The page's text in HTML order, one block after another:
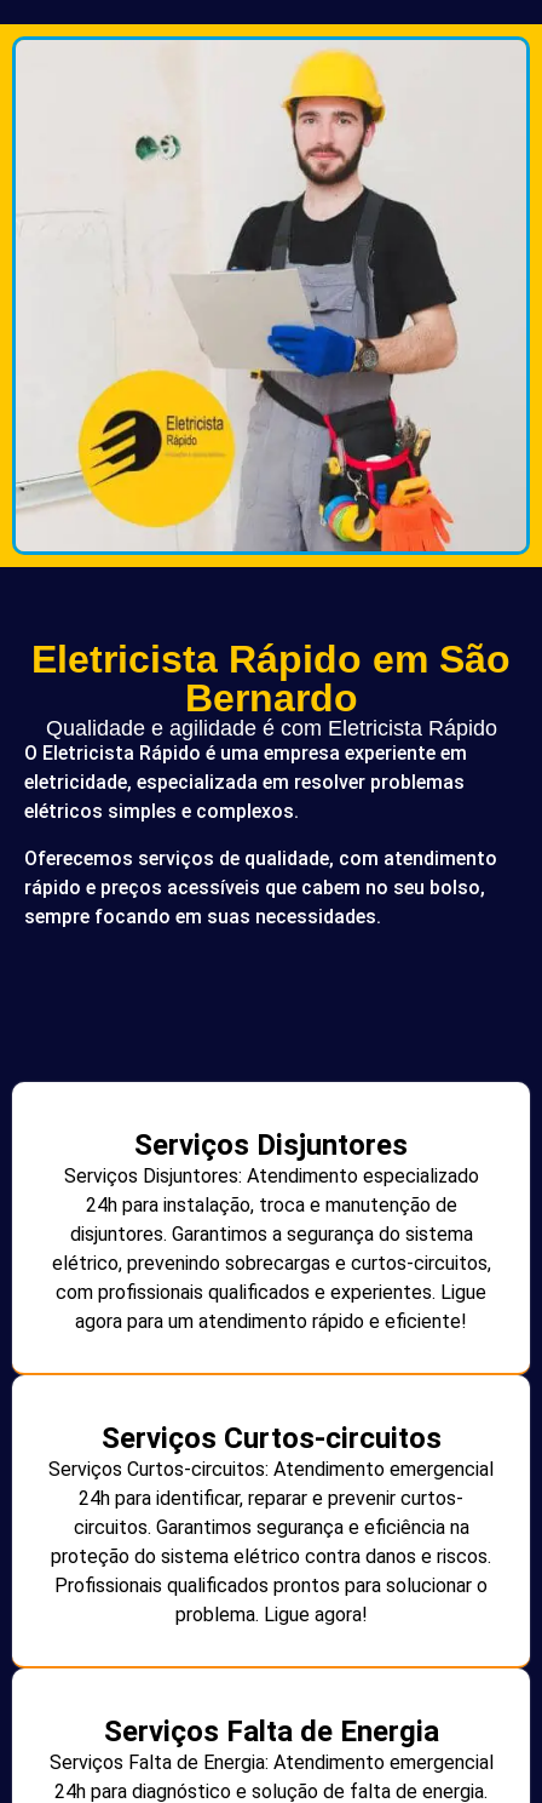
Eletricista Rápido em São
Bernardo
Qualidade e agilidade é com Eletricista Rápido
O Eletricista Rápido é uma empresa experiente em
eletricidade, especializada em resolver problemas
elétricos simples e complexos.
Oferecemos serviços de qualidade, com atendimento
rápido e preços acessíveis que cabem no seu bolso,
sempre focando em suas necessidades.
Serviços Disjuntores
Serviços Disjuntores: Atendimento especializado
24h para instalação, troca e manutenção de
disjuntores. Garantimos a segurança do sistema
elétrico, prevenindo sobrecargas e curtos-circuitos,
com profissionais qualificados e experientes. Ligue
agora para um atendimento rápido e eficiente!
Serviços Curtos-circuitos
Serviços Curtos-circuitos: Atendimento emergencial
24h para identificar, reparar e prevenir curtos-
circuitos. Garantimos segurança e eficiência na
proteção do sistema elétrico contra danos e riscos.
Profissionais qualificados prontos para solucionar o
problema. Ligue agora!
Serviços Falta de Energia
Serviços Falta de Energia: Atendimento emergencial
24h para diagnóstico e solução de falta de energia.